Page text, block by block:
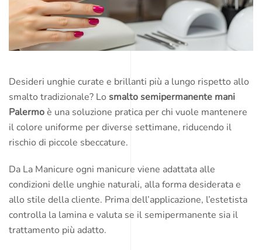
Desideri unghie curate e brillanti più a lungo rispetto allo
smalto tradizionale? Lo smalto semipermanente mani
Palermoè una soluzione pratica per chi vuole mantenere
il colore uniforme per diverse settimane, riducendo il
rischio di piccole sbeccature.
Da La Manicure ogni manicure viene adattata alle
condizioni delle unghie naturali, alla forma desiderata e
allo stile della cliente. Prima dell’applicazione, l’estetista
controlla la lamina e valuta se il semipermanente sia il
trattamento più adatto.